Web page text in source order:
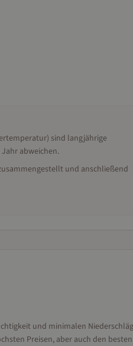
sind langjährige
abweichen.
und anschließend
und minimalen
Preisen, aber auch den besten